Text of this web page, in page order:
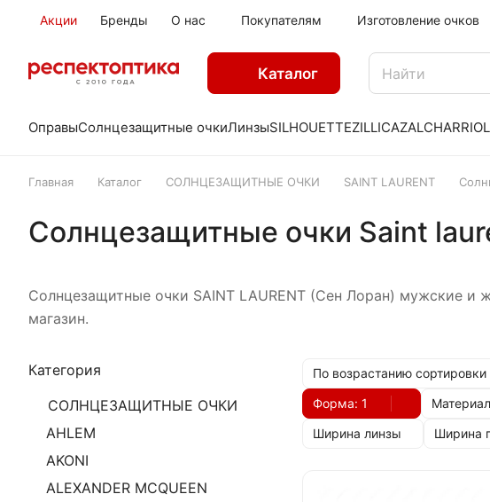
Акции Бренды О нас Покупателям Изготовление очков
Каталог
ОправыСолнцезащитные очкиЛинзыSILHOUETTEZILLICAZALCHARRIOL
Главная Каталог СОЛНЦЕЗАЩИТНЫЕ ОЧКИ SAINT LAURENT
Солнцезащитные очки Saint
Солнцезащитные очки SAINT LAURENT (Сен Лоран) мужские и
магазин.
По возрастанию сортировки
Форма: 1
Ширина линзы
Ширина
Категория
СОЛНЦЕЗАЩИТНЫЕ ОЧКИ
AHLEM
AKONI
ALEXANDER MCQUEEN